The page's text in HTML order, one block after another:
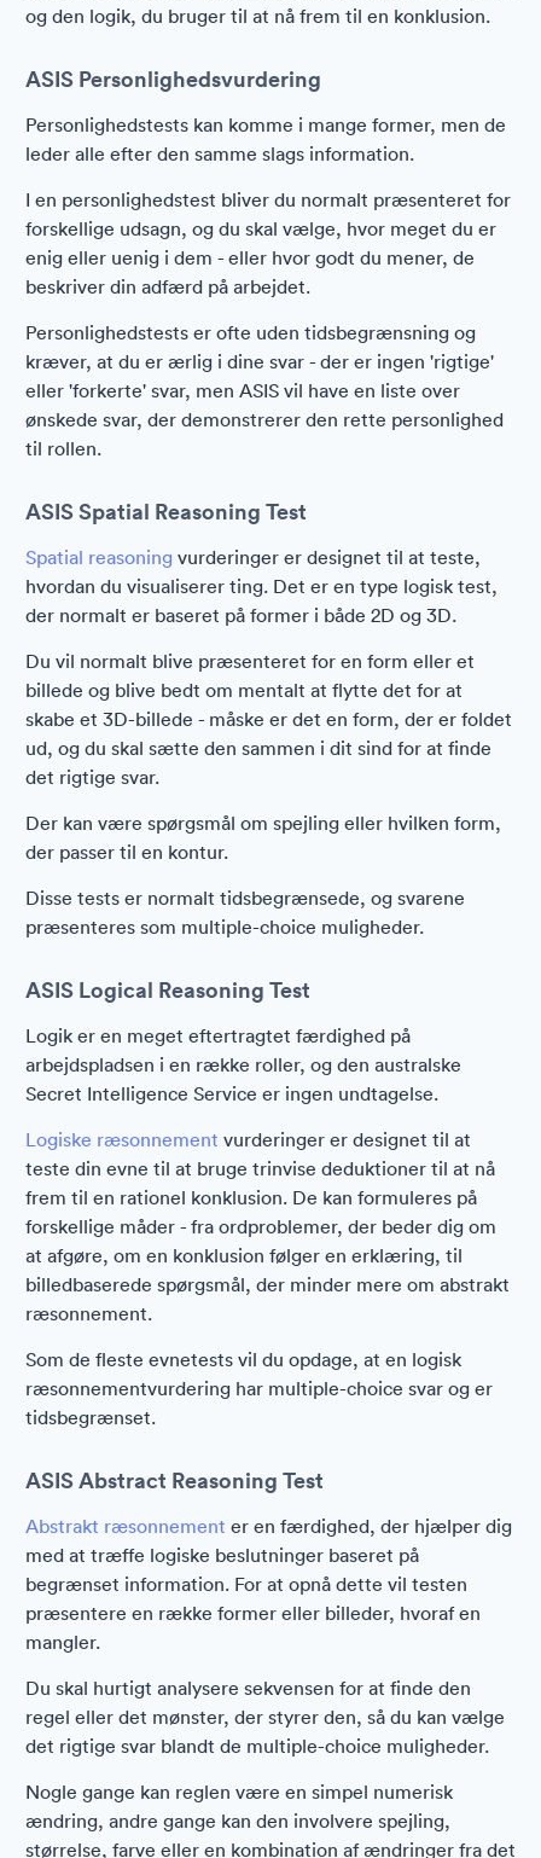
og den logik, du bruger til at nå frem til en konklusion.
ASIS Personlighedsvurdering
Personlighedstests kan komme i mange former, men de
leder alle efter den samme slags information.
I en personlighedstest bliver du normalt præsenteret for
forskellige udsagn, og du skal vælge, hvor meget du er
enig eller uenig i dem - eller hvor godt du mener, de
beskriver din adfærd på arbejdet.
Personlighedstests er ofte uden tidsbegrænsning og
kræver, at du er ærlig i dine svar - der er ingen 'rigtige'
eller 'forkerte' svar, men ASIS vil have en liste over
ønskede svar, der demonstrerer den rette personlighed
til rollen.
ASIS Spatial Reasoning Test
Spatial reasoning vurderinger er designet til at teste,
hvordan du visualiserer ting. Det er en type logisk test,
der normalt er baseret på former i både 2D og 3D.
Du vil normalt blive præsenteret for en form eller et
billede og blive bedt om mentalt at flytte det for at
skabe et 3D-billede - måske er det en form, der er foldet
ud, og du skal sætte den sammen i dit sind for at finde
det rigtige svar.
Der kan være spørgsmål om spejling eller hvilken form,
der passer til en kontur.
Disse tests er normalt tidsbegrænsede, og svarene
præsenteres som multiple-choice muligheder.
ASIS Logical Reasoning Test
Logik er en meget eftertragtet færdighed på
arbejdspladsen i en række roller, og den australske
Secret Intelligence Service er ingen undtagelse.
Logiske ræsonnement vurderinger er designet til at
teste din evne til at bruge trinvise deduktioner til at nå
frem til en rationel konklusion. De kan formuleres på
forskellige måder - fra ordproblemer, der beder dig om
at afgøre, om en konklusion følger en erklæring, til
billedbaserede spørgsmål, der minder mere om abstrakt
ræsonnement.
Som de fleste evnetests vil du opdage, at en logisk
ræsonnementvurdering har multiple-choice svar og er
tidsbegrænset.
ASIS Abstract Reasoning Test
Abstrakt ræsonnement er en færdighed, der hjælper dig
med at træffe logiske beslutninger baseret på
begrænset information. For at opnå dette vil testen
præsentere en række former eller billeder, hvoraf en
mangler.
Du skal hurtigt analysere sekvensen for at finde den
regel eller det mønster, der styrer den, så du kan vælge
det rigtige svar blandt de multiple-choice muligheder.
Nogle gange kan reglen være en simpel numerisk
ændring, andre gange kan den involvere spejling,
størrelse, farve eller en kombination af ændringer fra det